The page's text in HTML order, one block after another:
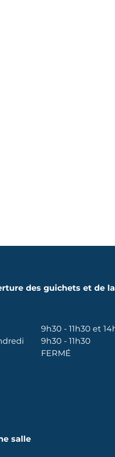
des guichets et de
9h30 - 11h30 et
9h30 - 11h30
FERMÉ
salle